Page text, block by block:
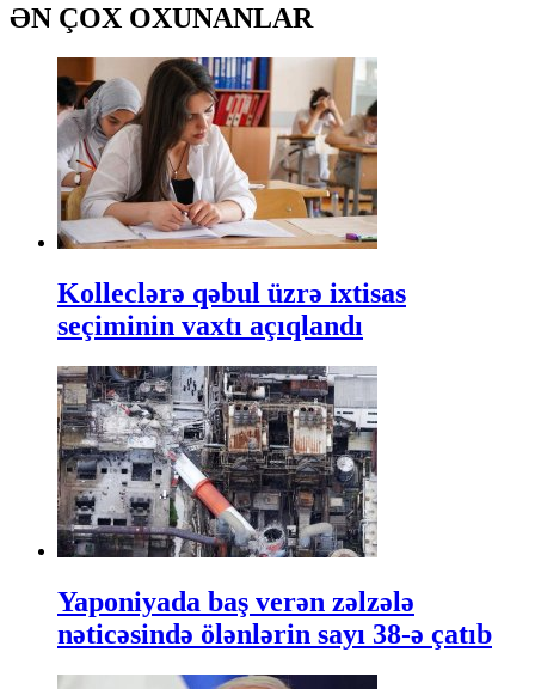
ƏN ÇOX OXUNANLAR
Kolleclərə qəbul üzrə ixtisas
seçiminin vaxtı açıqlandı
Yaponiyada baş verən zəlzələ
nəticəsində ölənlərin sayı 38-ə çatıb